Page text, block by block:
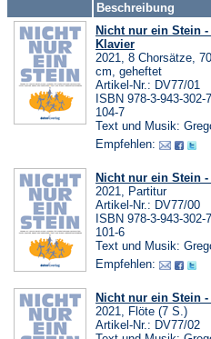
Beschreibung
Nicht nur ein Stein
Klavier
2021, 8 Chorsätze,
cm, geheftet
Artikel-Nr.: DV77/01
ISBN 978-3-943-
104-7
Text und Musik:
Empfehlen:
Nicht nur ein Stein
2021, Partitur
Artikel-Nr.: DV77/00
ISBN 978-3-943-
101-6
Text und Musik:
Empfehlen:
Nicht nur ein Stein
2021, Flöte (7 S.)
Artikel-Nr.: DV77/02